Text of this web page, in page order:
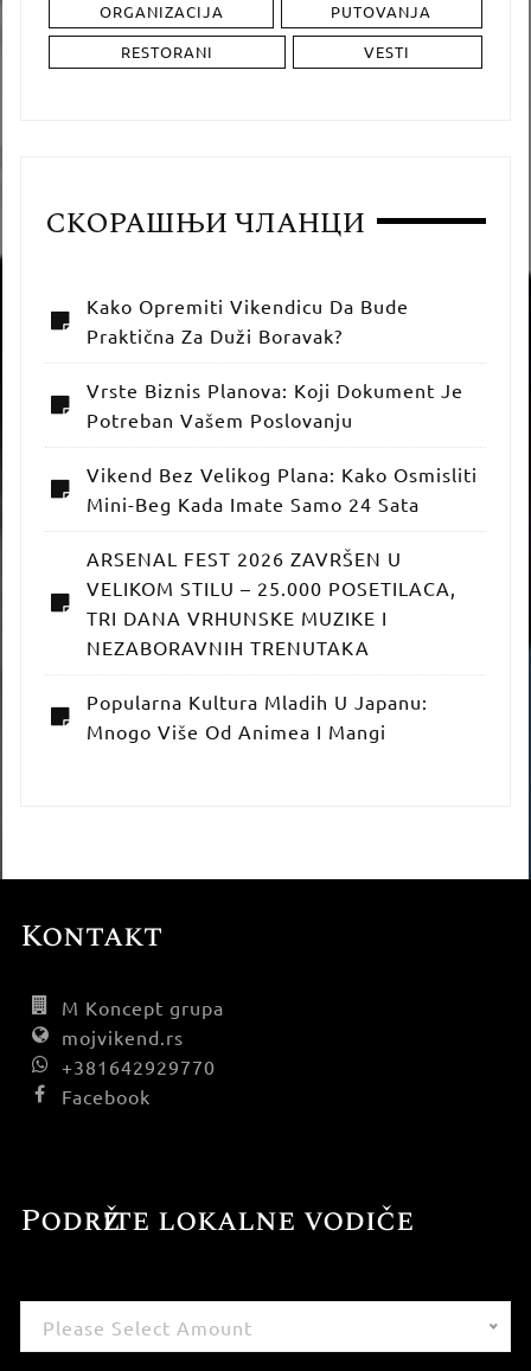
ORGANIZACIJA
PUTOVANJA
RESTORANI
VESTI
СКОРАШЊИ ЧЛАНЦИ
Kako Opremiti Vikendicu Da Bude
Praktična Za Duži Boravak?
Vrste Biznis Planova: Koji Dokument Je
Potreban Vašem Poslovanju
Vikend Bez Velikog Plana: Kako Osmisliti
Mini-Beg Kada Imate Samo 24 Sata
ARSENAL FEST 2026 ZAVRŠEN U
VELIKOM STILU – 25.000 POSETILACA,
TRI DANA VRHUNSKE MUZIKE I
NEZABORAVNIH TRENUTAKA
Popularna Kultura Mladih U Japanu:
Mnogo Više Od Animea I Mangi
Kontakt
M Koncept grupa
mojvikend.rs
+381642929770
Facebook
Podržite lokalne vodiče
Please Select Amount